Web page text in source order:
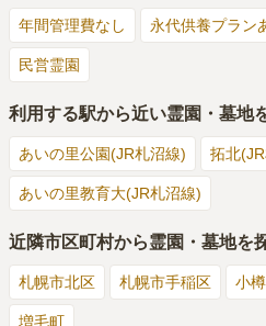
水道、桶、柄杓は近くに豊富に置
届いています。駐車場も広いです
ーになるので大変です。
管理状況
4.0
管理事務所はありますが実際どの
たことがないのでわかりません。
ます。
周辺には食事するところはありま
ますが意外と高いので事前に購入
自然環境はすごくいいです。
年間管理費なし 永代供養プラン
民営霊園
利用する駅から近い霊園・墓地
あいの里公園(JR札沼線) 拓北
あいの里教育大(JR札沼線)
近隣市区町村から霊園・墓地を
札幌市北区 札幌市手稲区 小
増毛町